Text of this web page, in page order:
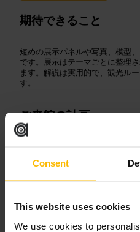
Consent
This website uses cookies
We use cookies to
期待できること
短めの展示パネルや写真、模型
です。展示はテーマごとに整理
ます。解説は実用的で、観光ル
す。
ご来館の計画
は順路に沿って移動すると見や
シビリティは事前確認をおすすめ
centre/